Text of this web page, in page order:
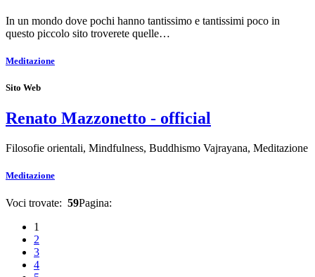
In un mondo dove pochi hanno tantissimo e tantissimi poco in
questo piccolo sito troverete quelle…
Meditazione
Sito Web
Renato Mazzonetto - official
Filosofie orientali, Mindfulness, Buddhismo Vajrayana, Meditazione
Meditazione
Voci trovate: 59Pagina:
1
2
3
4